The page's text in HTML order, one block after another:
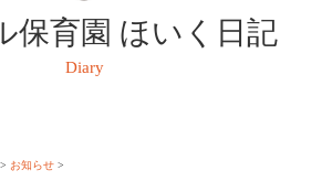
保育園 ほいく日記
Diary
> お知らせ >